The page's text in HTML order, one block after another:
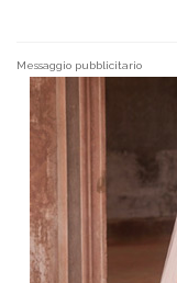
Messaggio pubblicitario